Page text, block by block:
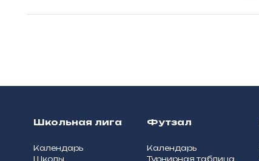
Школьная лига
Календарь
Школы
Футзал
Календарь
Турнирная таблица